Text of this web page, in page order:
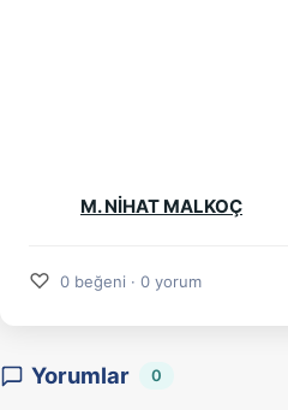
M. NİHAT MALKOÇ
♡ 0 beğeni · 0 yorum
Yorumlar 0